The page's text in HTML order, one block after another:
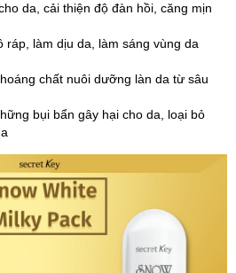
da, cải thiện độ đàn hồi, căng mịn
ráp, làm dịu da, làm sáng vùng da
chất nuôi dưỡng làn da từ sâu
bụi bẩn gây hại cho da, loại bỏ